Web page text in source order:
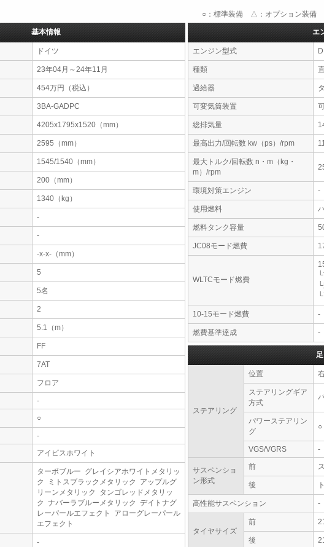
○：標準装備 △：オプション装備 -
基本情報
ドイツ
23年04月～24年11月
454万円（税込）
3BA-GADPC
4205x1795x1520（mm）
2595（mm）
1545/1540（mm）
200（mm）
1340（kg）
-
-
-x-x-（mm）
5
5名
2
5.1（m）
FF
7AT
フロア
-
○
-
アイビスホワイト
ターボブルー グレイシアホワイトメタリッ
ク ミトスブラックメタリック アップルグ
リーンメタリック タンゴレッドメタリッ
ク ナバーラブルーメタリック デイトナグ
レーパールエフェクト アローグレーパール
エフェクト
-
エ
エンジン型式
種類
過給器
可変気筒装置
総排気量
最高出力/回転数 kw（ps）/rpm
最大トルク/回転数 n・m（kg・
m）/rpm
環境対策エンジン -
使用燃料
燃料タンク容量
JC08モード燃費
WLTCモード燃費
10-15モード燃費 -
燃費基準達成 -
ステアリング
位置
ステアリングギア
方式
パワーステアリン
グ
○
VGS/VGRS -
サスペンショ
ン形式
前
後
高性能サスペンション -
タイヤサイズ
前
後